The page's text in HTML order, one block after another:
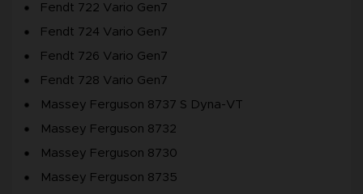
Fendt 722 Vario Gen7
Fendt 724 Vario Gen7
Fendt 726 Vario Gen7
Fendt 728 Vario Gen7
Massey Ferguson 8737 S Dyna-VT
Massey Ferguson 8732
Massey Ferguson 8730
Massey Ferguson 8735